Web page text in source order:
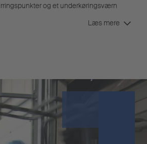
og et underkøringsværn
Læs mere